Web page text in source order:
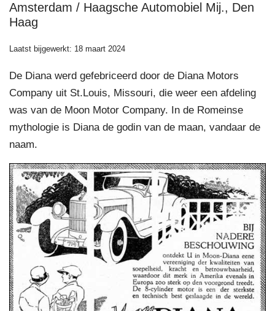
Amsterdam / Haagsche Automobiel Mij., Den
Haag
Laatst bijgewerkt: 18 maart 2024
De Diana werd gefebriceerd door de Diana Motors
Company uit St.Louis, Missouri, die weer een afdeling
was van de Moon Motor Company. In de Romeinse
mythologie is Diana de godin van de maan, vandaar de
naam.